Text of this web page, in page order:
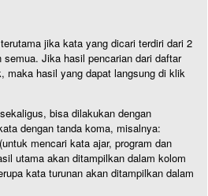
jika kata yang dicari terdiri dari 2
Jika hasil pencarian dari daftar
maka hasil yang dapat langsung di klik
bisa dilakukan dengan
dengan tanda koma, misalnya:
(untuk mencari kata ajar, program dan
utama akan ditampilkan dalam kolom
kata turunan akan ditampilkan dalam